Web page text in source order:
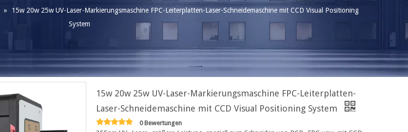
»
15w 20w 25w UV-Laser-Markierungsmaschine FPC-Leiterplatten-Laser-Schneidemaschine mit CCD Visual Positioning
System
15w 20w 25w UV-Laser-Markierungsmaschine FPC-Leiterplatten-
Laser-Schneidemaschine mit CCD Visual Positioning System
0 Bewertungen